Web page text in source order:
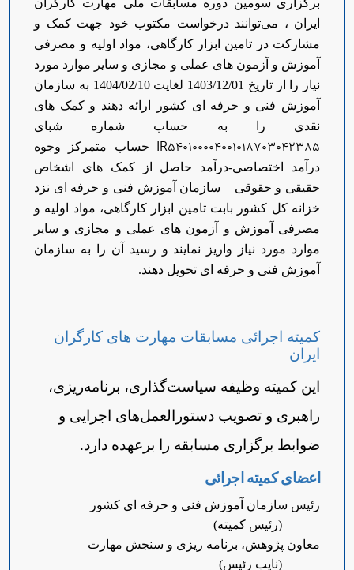
برگزاری سومین دوره مسابقات ملی مهارت کارگران
ایران ، می‌توانند درخواست مکتوب خود جهت کمک و
مشارکت در تامین ابزار کارگاهی، مواد اولیه و مصرفی
آموزش و آزمون های عملی و مجازی و سایر موارد مورد
نیاز را از تاریخ 1403/12/01 لغایت 1404/02/10 به سازمان
آموزش فنی و حرفه ای کشور ارائه دهند و کمک های
نقدی را به حساب شماره شبای
IR540100004001018703042385 حساب متمرکز وجوه
درآمد اختصاصی-درآمد حاصل از کمک های اشخاص
حقیقی و حقوقی– سازمان آموزش فنی و حرفه ای نزد
خزانه کل کشور بابت تامین ابزار کارگاهی، مواد اولیه و
مصرفی آموزش و آزمون های عملی و مجازی و سایر
موارد مورد نیاز واریز نمایند و رسید آن را به سازمان
آموزش فنی و حرفه ای تحویل دهند.
کمیته اجرائی مسابقات مهارت های کارگران
ایران
این کمیته وظیفه سیاست‌گذاری، برنامه‌ریزی،
راهبری و تصویب دستورالعمل‌های اجرایی و
ضوابط برگزاری مسابقه را برعهده دارد.
اعضای کمیته اجرائی
رئیس سازمان آموزش فنی و حرفه ای کشور
(رئیس کمیته)
معاون پژوهش، برنامه ریزی و سنجش مهارت
(نایب رئیس)